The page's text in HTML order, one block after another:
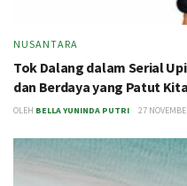
NUSANTARA
Tok Dalang dalam Serial
dan Berdaya yang Patut
OLEH BELLA YUNINDA PUTRI 27